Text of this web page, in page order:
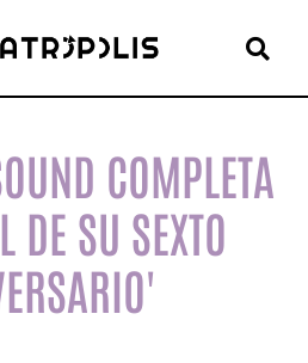
COMPLETA
DE SU SEXTO